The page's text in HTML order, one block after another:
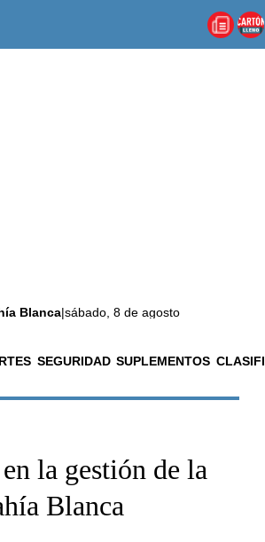
Blanca|sábado, 8 de agosto
SEGURIDAD SUPLEMENTOS
la gestión de la
Blanca